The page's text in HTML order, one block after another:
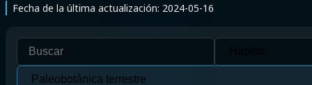
Fecha de la última actualización: 2024-05-16